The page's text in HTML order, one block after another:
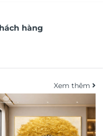
hàng
Xem thêm